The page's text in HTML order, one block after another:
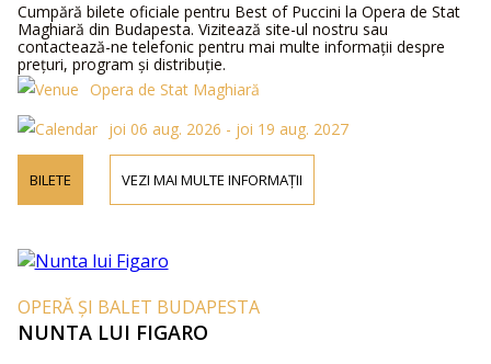
Cumpără bilete oficiale pentru Best of Puccini la Opera de Stat
Maghiară din Budapesta. Vizitează site-ul nostru sau
contactează-ne telefonic pentru mai multe informații despre
prețuri, program și distribuție.
Opera de Stat Maghiară
joi 06 aug. 2026 - joi 19 aug. 2027
BILETE VEZI MAI MULTE INFORMAȚII
OPERĂ ȘI BALET BUDAPESTA
NUNTA LUI FIGARO